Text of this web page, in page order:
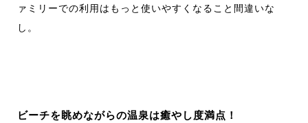
ァミリーでの利用はもっと使いやすくなること間違いな
し。
ビーチを眺めながらの温泉は癒やし度満点！